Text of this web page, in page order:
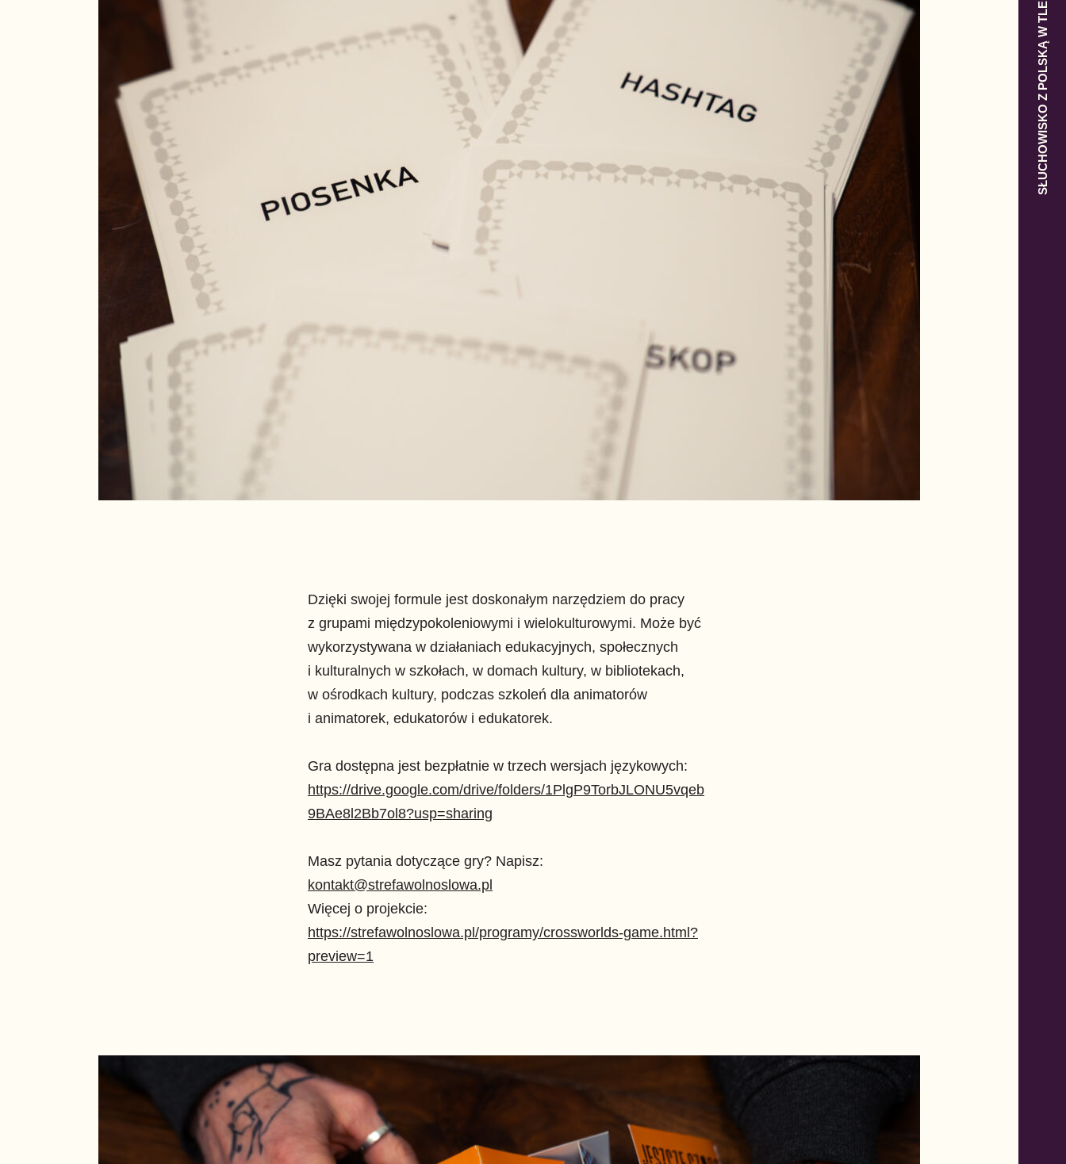
Dzięki swojej formule jest doskonałym narzędziem do pracy
z grupami międzypokoleniowymi i wielokulturowymi. Może być
wykorzystywana w działaniach edukacyjnych, społecznych
i kulturalnych w szkołach, w domach kultury, w bibliotekach,
w ośrodkach kultury, podczas szkoleń dla animatorów
i animatorek, edukatorów i edukatorek.
Gra dostępna jest bezpłatnie w trzech wersjach językowych:
https://drive.google.com/drive/folders/1PlgP9TorbJLONU5vqeb
9BAe8l2Bb7ol8?usp=sharing
Masz pytania dotyczące gry? Napisz:
kontakt@strefawolnoslowa.pl
Więcej o projekcie:
https://strefawolnoslowa.pl/programy/crossworlds-game.html?
preview=1
SŁUCHOWISKO Z POLSKĄ W TLE